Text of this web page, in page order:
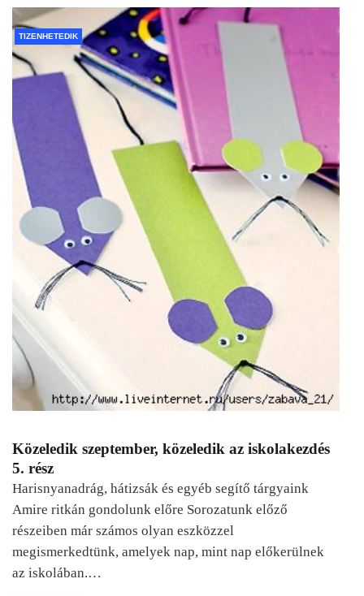
TIZENHETEDIK
Közeledik szeptember, közeledik az iskolakezdés
5. rész
Harisnyanadrág, hátizsák és egyéb segítő tárgyaink
Amire ritkán gondolunk előre Sorozatunk előző
részeiben már számos olyan eszközzel
megismerkedtünk, amelyek nap, mint nap előkerülnek
az iskolában.…